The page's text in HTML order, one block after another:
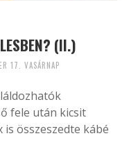
(II.)
17. VASÁRNAP
fele után kicsit
is összeszedte kábé